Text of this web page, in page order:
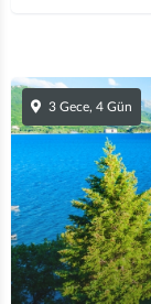
3 Gece, 4 Gün